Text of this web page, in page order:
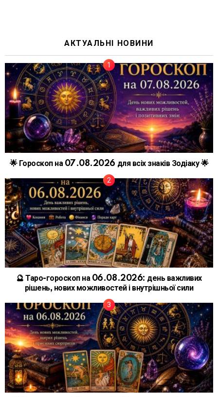
АКТУАЛЬНІ НОВИНИ
🌟 Гороскоп на 07.08.2026 для всіх знаків Зодіаку 🌟
🔮 Таро-гороскоп на 06.08.2026: день важливих
рішень, нових можливостей і внутрішньої сили